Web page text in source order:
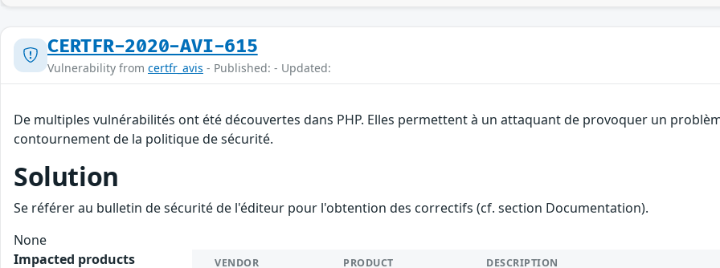
CERTFR-2020-AVI-615
Vulnerability from certfr_avis - Published: - Updated:
De multiples vulnérabilités ont été découvertes dans PHP. Elles permettent à un attaquant de provoquer un
contournement de la politique de sécurité.
Solution
Se référer au bulletin de sécurité de l'éditeur pour l'obtention des correctifs (cf. section Documentation).
None
Impacted products
VENDOR PRODUCT DESCRIPTION